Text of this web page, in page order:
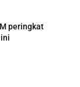
peringkat